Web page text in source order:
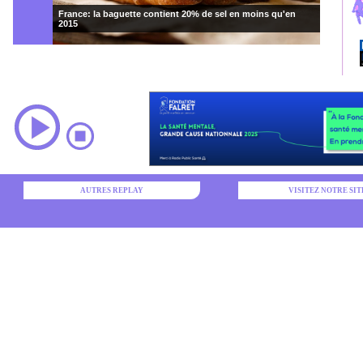
France: la baguette contient 20% de sel en moins qu'en
2015
AUTRES REPLAY VISITEZ NOTRE